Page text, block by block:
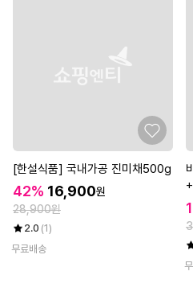
[한설식품] 국내가공 진미채500g
42% 16,900원
28,900원
2.0 (1)
무료배송